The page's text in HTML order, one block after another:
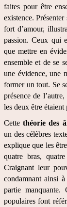
faites pour être
existence.
fort d’amour,
passion. Ceux qui
que mettre en
ensemble et de se
une évidence, une
former un tout. Se
présence de
les deux être étaient
Cette théorie des
un des célèbres
explique que les
quatre bras,
Craignant leur
condamnant ainsi
partie manquante.
populaires font